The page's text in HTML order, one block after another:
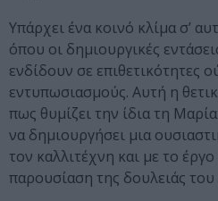
Υπάρχει ένα κοινό κλίμα σ’
όπου οι δημιουργικές
ενδίδουν σε επιθετικότητες
εντυπωσιασμούς. Αυτή η
πως θυμίζει την ίδια τη
να δημιουργήσει μια
τον καλλιτέχνη και με το
παρουσίαση της δουλειάς του